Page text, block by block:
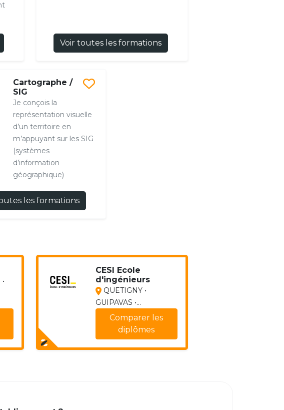
Voir toutes les formations
Cartographe /
SIG
Je conçois la
représentation visuelle
d’un territoire en
m’appuyant sur les SIG
(systèmes
d’information
géographique)
les formations
CESI Ecole
d'ingénieurs
QUETIGNY •
GUIPAVAS •...
Comparer les
diplômes